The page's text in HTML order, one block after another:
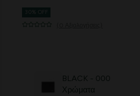
30% OFF
BLACK - 000
Χρώματα